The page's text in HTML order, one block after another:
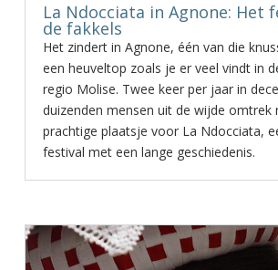
La Ndocciata in Agnone: Het
de fakkels
Het zindert in Agnone, één van die
een heuveltop zoals je er veel vindt in
regio Molise. Twee keer per jaar in
duizenden mensen uit de wijde omtrek
prachtige plaatsje voor La Ndocciata,
festival met een lange geschiedenis.